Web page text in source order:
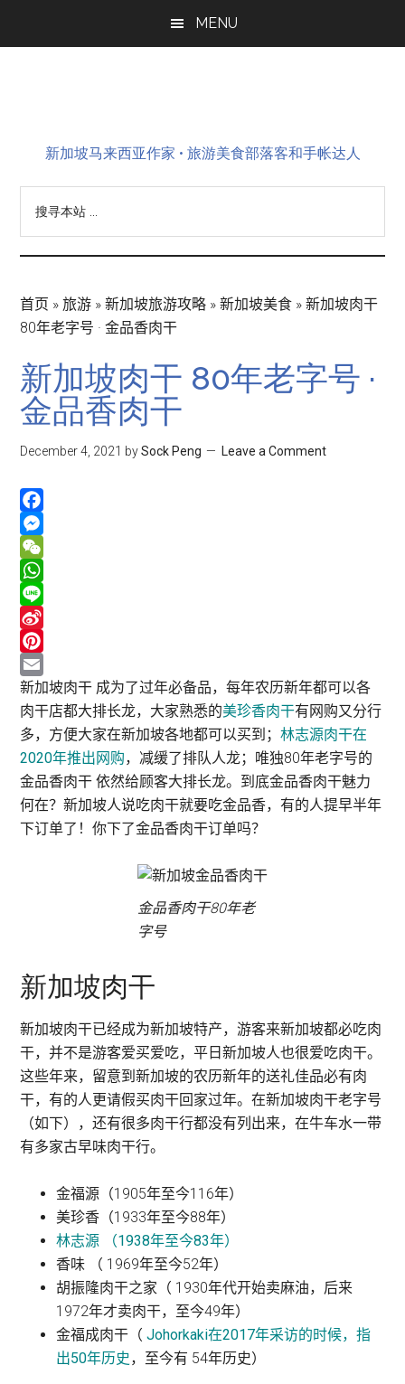
MENU
新加坡马来西亚作家 • 旅游美食部落客和手帐达人
首页 »旅游 »新加坡旅游攻略 »新加坡美食 »新加坡肉干
80年老字号 · 金品香肉干
新加坡肉干 80年老字号 ·
金品香肉干
December 4, 2021 bySock Peng Leave a Comment
Facebook
Messenger
WeChat
WhatsApp
Line
Sina
Weibo
Pinterest
Email
新加坡肉干 成为了过年必备品，每年农历新年都可以各
肉干店都大排长龙，大家熟悉的美珍香肉干有网购又分行
多，方便大家在新加坡各地都可以买到；林志源肉干在
2020年推出网购，减缓了排队人龙；唯独80年老字号的
金品香肉干 依然给顾客大排长龙。到底金品香肉干魅力
何在？新加坡人说吃肉干就要吃金品香，有的人提早半年
下订单了！你下了金品香肉干订单吗？
金品香肉干80年老
字号
新加坡肉干
新加坡肉干已经成为新加坡特产，游客来新加坡都必吃肉
干，并不是游客爱买爱吃，平日新加坡人也很爱吃肉干。
这些年来，留意到新加坡的农历新年的送礼佳品必有肉
干，有的人更请假买肉干回家过年。在新加坡肉干老字号
（如下），还有很多肉干行都没有列出来，在牛车水一带
有多家古早味肉干行。
金福源（1905年至今116年）
美珍香（1933年至今88年）
林志源 （1938年至今83年）
香味 （ 1969年至今52年）
胡振隆肉干之家（ 1930年代开始卖麻油，后来
1972年才卖肉干，至今49年）
金福成肉干（Johorkaki在2017年采访的时候，指
出50年历史，至今有 54年历史）